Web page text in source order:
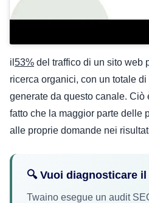
il 53% del traffico di un sito web
ricerca organici, con un totale di
generate da questo canale. Ciò
fatto che la maggior parte delle
alle proprie domande nei
🔍 Vuoi diagnosticare il
Twaino esegue un audit